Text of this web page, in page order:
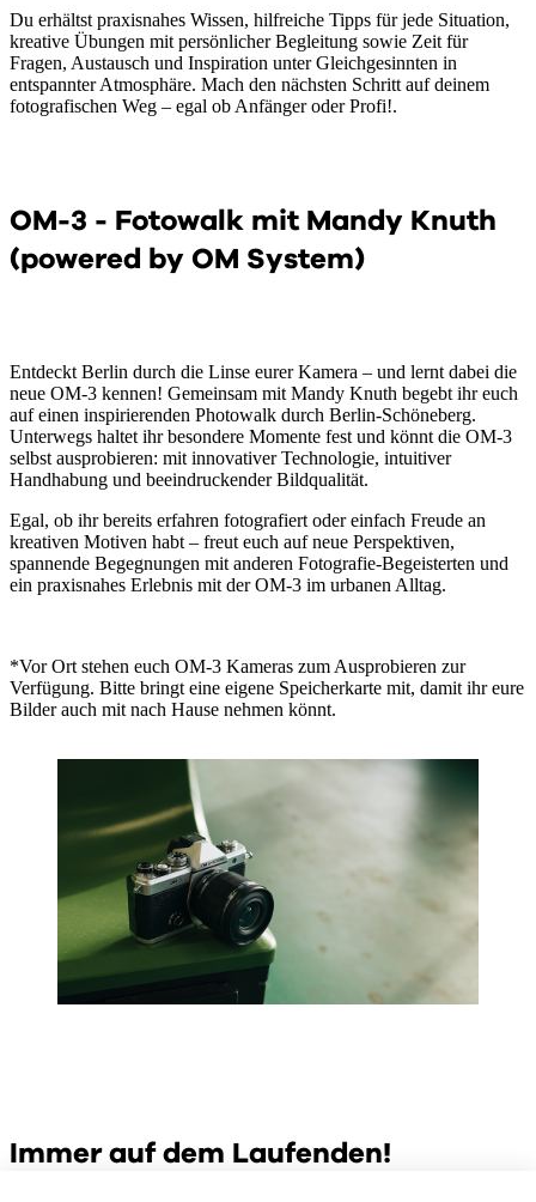
Du erhältst praxisnahes Wissen, hilfreiche Tipps für jede Situation,
kreative Übungen mit persönlicher Begleitung sowie Zeit für
Fragen, Austausch und Inspiration unter Gleichgesinnten in
entspannter Atmosphäre. Mach den nächsten Schritt auf deinem
fotografischen Weg – egal ob Anfänger oder Profi!.
OM-3 - Fotowalk mit Mandy Knuth
(powered by OM System)
Entdeckt Berlin durch die Linse eurer Kamera – und lernt dabei die
neue OM-3 kennen! Gemeinsam mit Mandy Knuth begebt ihr euch
auf einen inspirierenden Photowalk durch Berlin-Schöneberg.
Unterwegs haltet ihr besondere Momente fest und könnt die OM-3
selbst ausprobieren: mit innovativer Technologie, intuitiver
Handhabung und beeindruckender Bildqualität.
Egal, ob ihr bereits erfahren fotografiert oder einfach Freude an
kreativen Motiven habt – freut euch auf neue Perspektiven,
spannende Begegnungen mit anderen Fotografie-Begeisterten und
ein praxisnahes Erlebnis mit der OM-3 im urbanen Alltag.
*Vor Ort stehen euch OM-3 Kameras zum Ausprobieren zur
Verfügung. Bitte bringt eine eigene Speicherkarte mit, damit ihr eure
Bilder auch mit nach Hause nehmen könnt.
Immer auf dem Laufenden!